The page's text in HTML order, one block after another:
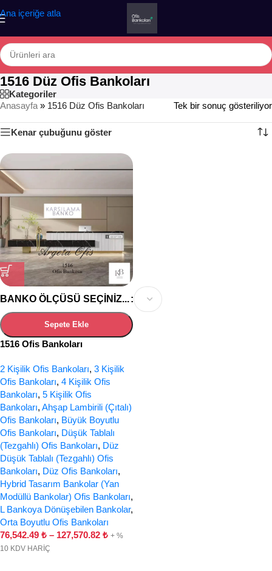
Ana içeriğe atla
1516 Düz Ofis Bankoları
Kategoriler
Anasayfa » 1516 Düz Ofis Bankoları Tek bir sonuç gösteriliyor
Kenar çubuğunu göster
BANKO ÖLÇÜSÜ SEÇINIZ...
Sepete Ekle
1516 Ofis Bankoları
2 Kişilik Ofis Bankoları, 3 Kişilik
Ofis Bankoları, 4 Kişilik Ofis
Bankoları, 5 Kişilik Ofis
Bankoları, Ahşap Lambirili (Çıtalı)
Ofis Bankoları, Büyük Boyutlu
Ofis Bankoları, Düşük Tablalı
(Tezgahlı) Ofis Bankoları, Düz
Düşük Tablalı (Tezgahlı) Ofis
Bankoları, Düz Ofis Bankoları,
Hybrid Tasarım Bankolar (Yan
Modüllü Bankolar) Ofis Bankoları,
L Bankoya Dönüşebilen Bankolar,
Orta Boyutlu Ofis Bankoları
76,542.49 ₺ – 127,570.82 ₺ + %
10 KDV HARİÇ